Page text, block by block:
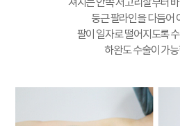
둥근 팔라인을 다듬어
팔이 일자로 떨어지도록
하완도 수술이 가